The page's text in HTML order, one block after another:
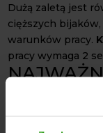
Dużą zaletą jest
cięższych
warunków pracy.
pracy wymaga 2